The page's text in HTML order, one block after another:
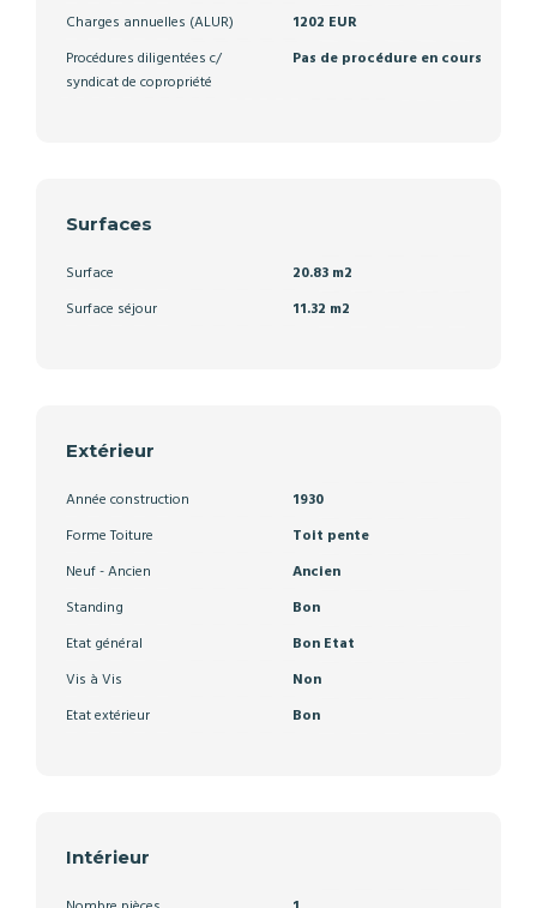
Charges annuelles (ALUR)
1202 EUR
Procédures diligentées c/
syndicat de copropriété
Pas de procédure en cours
Surfaces
Surface
20.83 m2
Surface séjour
11.32 m2
Extérieur
Année construction
1930
Forme Toiture
Toit pente
Neuf - Ancien
Ancien
Standing
Bon
Etat général
Bon Etat
Vis à Vis
Non
Etat extérieur
Bon
Intérieur